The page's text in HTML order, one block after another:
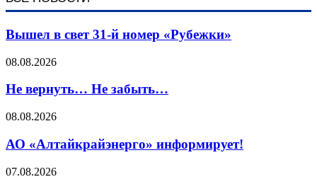
Вышел в свет 31-й номер «Рубежки»
08.08.2026
Не вернуть… Не забыть…
08.08.2026
АО «Алтайкрайэнерго» информирует!
07.08.2026